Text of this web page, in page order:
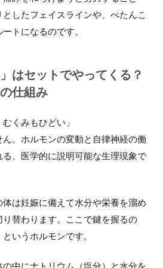
したフェイスラインや、ぺたんこ
トになるのです。
仕組み
くみもひどい」
。ホルモンの変動と自律神経の働
る、医学的に説明可能な生理現象で
は妊娠に備えて水分や栄養を溜め
替わります。ここで鍵を握るの
というホルモンです。